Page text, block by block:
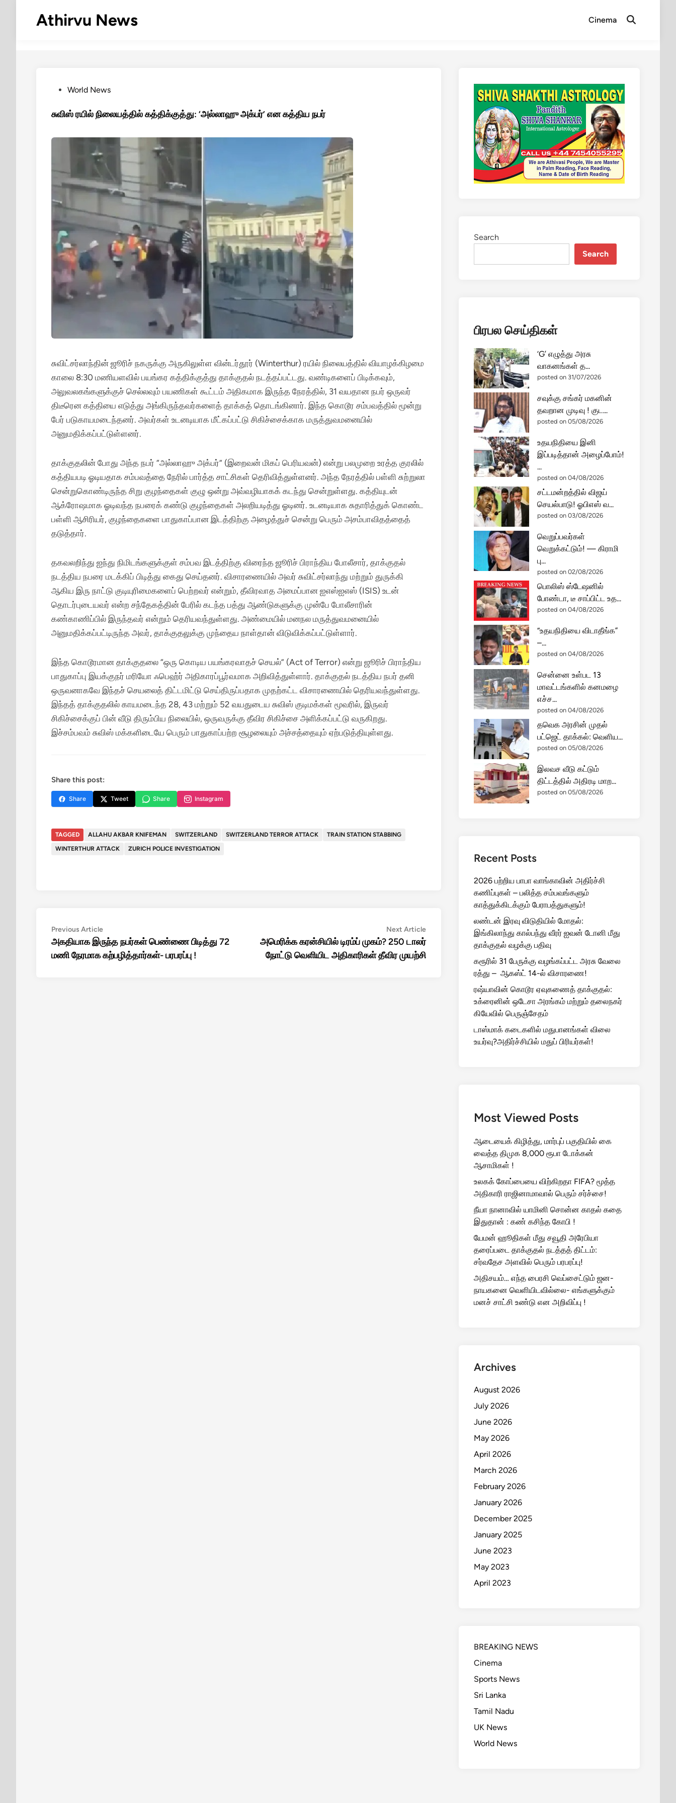
Athirvu News Cinema
Open
PostedWorld News
சுவிஸ் ரயில் நிலையத்தில் கத்திக்குத்து: ‘அல்லாஹு அக்பர்’ என கத்திய நபர்
சுவிட்சர்லாந்தின் ஜூரிச் நகருக்கு அருகிலுள்ள வின்டர்தூர் (Winterthur) ரயில் நிலையத்தில் வியாழக்கிழமை
காலை 8:30 மணியளவில் பயங்கர கத்திக்குத்து தாக்குதல் நடத்தப்பட்டது. வண்டிகளைப் பிடிக்கவும்,
அலுவலகங்களுக்குச் செல்லவும் பயணிகள் கூட்டம் அதிகமாக இருந்த நேரத்தில், 31 வயதான நபர் ஒருவர்
திடீரென கத்தியை எடுத்து அங்கிருந்தவர்களைத் தாக்கத் தொடங்கினார். இந்த கொடூர சம்பவத்தில் மூன்று
பேர் படுகாயமடைந்தனர். அவர்கள் உடனடியாக மீட்கப்பட்டு சிகிச்சைக்காக மருத்துவமனையில்
அனுமதிக்கப்பட்டுள்ளனர்.
தாக்குதலின் போது அந்த நபர் “அல்லாஹு அக்பர்” (இறைவன் மிகப் பெரியவன்) என்று பலமுறை உரத்த குரலில்
கத்தியபடி ஓடியதாக சம்பவத்தை நேரில் பார்த்த சாட்சிகள் தெரிவித்துள்ளனர். அந்த நேரத்தில் பள்ளி சுற்றுலா
சென்றுகொண்டிருந்த சிறு குழந்தைகள் குழு ஒன்று அவ்வழியாகக் கடந்து சென்றுள்ளது. கத்தியுடன்
ஆக்ரோஷமாக ஓடிவந்த நபரைக் கண்டு குழந்தைகள் அலறியடித்து ஓடினர். உடனடியாக சுதாரித்துக் கொண்ட
பள்ளி ஆசிரியர், குழந்தைகளை பாதுகாப்பான இடத்திற்கு அழைத்துச் சென்று பெரும் அசம்பாவிதத்தைத்
தடுத்தார்.
தகவலறிந்து ஐந்து நிமிடங்களுக்குள் சம்பவ இடத்திற்கு விரைந்த ஜூரிச் பிராந்திய போலீசார், தாக்குதல்
நடத்திய நபரை மடக்கிப் பிடித்து கைது செய்தனர். விசாரணையில் அவர் சுவிட்சர்லாந்து மற்றும் துருக்கி
ஆகிய இரு நாட்டு குடியுரிமைகளைப் பெற்றவர் என்றும், தீவிரவாத அமைப்பான ஐஎஸ்ஐஎஸ் (ISIS) உடன்
தொடர்புடையவர் என்ற சந்தேகத்தின் பேரில் கடந்த பத்து ஆண்டுகளுக்கு முன்பே போலீசாரின்
கண்காணிப்பில் இருந்தவர் என்றும் தெரியவந்துள்ளது. அண்மையில் மனநல மருத்துவமனையில்
அனுமதிக்கப்பட்டிருந்த அவர், தாக்குதலுக்கு முந்தைய நாள்தான் விடுவிக்கப்பட்டுள்ளார்.
இந்த கொடூரமான தாக்குதலை “ஒரு கொடிய பயங்கரவாதச் செயல்” (Act of Terror) என்று ஜூரிச் பிராந்திய
பாதுகாப்பு இயக்குநர் மரியோ ஃபெஹ்ர் அதிகாரப்பூர்வமாக அறிவித்துள்ளார். தாக்குதல் நடத்திய நபர் தனி
ஒருவனாகவே இந்தச் செயலைத் திட்டமிட்டு செய்திருப்பதாக முதற்கட்ட விசாரணையில் தெரியவந்துள்ளது.
இந்தத் தாக்குதலில் காயமடைந்த 28, 43 மற்றும் 52 வயதுடைய சுவிஸ் குடிமக்கள் மூவரில், இருவர்
சிகிச்சைக்குப் பின் வீடு திரும்பிய நிலையில், ஒருவருக்கு தீவிர சிகிச்சை அளிக்கப்பட்டு வருகிறது.
இச்சம்பவம் சுவிஸ் மக்களிடையே பெரும் பாதுகாப்பற்ற சூழலையும் அச்சத்தையும் ஏற்படுத்தியுள்ளது.
Share this post:
Share Tweet Share Instagram
TAGGED ALLAHU AKBAR KNIFEMAN SWITZERLAND SWITZERLAND TERROR ATTACK
TRAIN STATION STABBING
WINTERTHUR ATTACK
ZURICH POLICE INVESTIGATION
Post
navigation
Previous ArticlePrevious
article:
அகதியாக இருந்த நபர்கள் பெண்ணை பிடித்து 72
மணி நேரமாக கற்பழித்தார்கள்- பரபரப்பு !
Next ArticleNext
article:
அமெரிக்க கரன்சியில் டிரம்ப் முகம்? 250 டாலர்
நோட்டு வெளியிட அதிகாரிகள் தீவிர முயற்சி
Search
Search
பிரபல செய்திகள்
‘G’ எழுத்து அரசு
வாகனங்கள் த...
posted on 31/07/2026
சவுக்கு சங்கர் மகனின்
தவறான முடிவு ! குட...
posted on 05/08/2026
உதயநிதியை இனி
இப்படித்தான் அழைப்போம்!
...
posted on 04/08/2026
சட்டமன்றத்தில் விஜய்
செயல்பாடு! ஓபிஎஸ் வ...
posted on 03/08/2026
வெறுப்பவர்கள்
வெறுக்கட்டும்! — கிராமி
பு...
posted on 02/08/2026
பொலிஸ் ஸ்டேஷனில்
போண்டா, டீ சாப்பிட்ட உத...
posted on 04/08/2026
“உதயநிதியை விடாதீங்க”
–...
posted on 04/08/2026
சென்னை உள்பட 13
மாவட்டங்களில் கனமழை
எச்ச...
posted on 04/08/2026
தவெக அரசின் முதல்
பட்ஜெட் தாக்கல்: வெளிய...
posted on 05/08/2026
இலவச வீடு கட்டும்
திட்டத்தில் அதிரடி மாற...
posted on 05/08/2026
Recent Posts
2026 பற்றிய பாபா வாங்காவின் அதிர்ச்சி
கணிப்புகள் – பலித்த சம்பவங்களும்
காத்துக்கிடக்கும் பேராபத்துகளும்!
லண்டன் இரவு விடுதியில் மோதல்:
இங்கிலாந்து கால்பந்து வீரர் ஐவன் டோனி மீது
தாக்குதல் வழக்கு பதிவு
கரூரில் 31 பேருக்கு வழங்கப்பட்ட அரசு வேலை
ரத்து – ஆகஸ்ட் 14-ல் விசாரணை!
ரஷ்யாவின் கொடூர ஏவுகணைத் தாக்குதல்:
உக்ரைனின் ஒடேசா அரங்கம் மற்றும் தலைநகர்
கியேவில் பெருஞ்சேதம்
டாஸ்மாக் கடைகளில் மதுபானங்கள் விலை
உயர்வு?அதிர்ச்சியில் மதுப் பிரியர்கள்!
Most Viewed Posts
ஆடையைக் கிழித்து, மார்புப் பகுதியில் கை
வைத்த திமுக 8,000 ரூபா டோக்கன்
ஆசாமிகள் !
உலகக் கோப்பையை விற்கிறதா FIFA? மூத்த
அதிகாரி ராஜினாமாவால் பெரும் சர்ச்சை!
நீயா நானாவில் யாமினி சொன்ன காதல் கதை
இதுதான் : கண் கசிந்த கோபி !
யேமன் ஹூதிகள் மீது சவூதி அரேபியா
தரைப்படை தாக்குதல் நடத்தத் திட்டம்:
சர்வதேச அளவில் பெரும் பரபரப்பு!
அதிசயம்… எந்த பைரசி வெப்சைட்டும் ஜன-
நாயகனை வெளியிடவில்லை- எங்களுக்கும்
மனச் சாட்சி உண்டு என அறிவிப்பு !
Archives
August 2026
July 2026
June 2026
May 2026
April 2026
March 2026
February 2026
January 2026
December 2025
January 2025
June 2023
May 2023
April 2023
BREAKING NEWS
Cinema
Sports News
Sri Lanka
Tamil Nadu
UK News
World News